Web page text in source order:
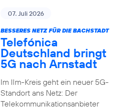
07. Juli 2026
BESSERES NETZ FÜR DIE BACHSTADT
Telefónica
Deutschland bringt
5G nach Arnstadt
Im Ilm-Kreis geht ein neuer 5G-
Standort ans Netz: Der
Telekommunikationsanbieter